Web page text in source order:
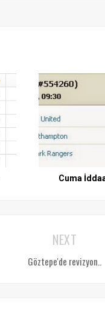
Cuma
NEXT
Göztepe'de revizyon..